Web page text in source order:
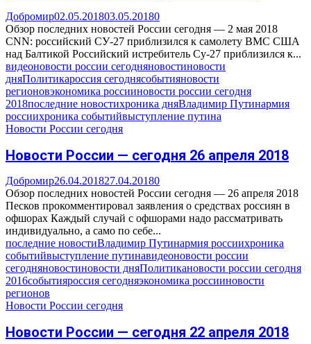
Добромир02.05.201803.05.20180
Обзор последних новостей России сегодня — 2 мая 2018
CNN: российский СУ-27 приблизился к самолету ВМС США
над Балтикой Российский истребитель Су-27 приблизился к...
видеоновости россии сегодняновостиновости
дняПолитикароссия сегоднясобытияновости
регионовэкономика россииновости россии сегодня
2018последние новостихроника дняВладимир Путинармия
россиихроника событийвыступление путина
Новости России сегодня
Новости России — сегодня 26 апреля 2018
Добромир26.04.201827.04.20180
Обзор последних новостей России сегодня — 26 апреля 2018
Песков прокомментировал заявления о средствах россиян в
офшорах Каждый случай с офшорами надо рассматривать
индивидуально, а само по себе...
последние новостиВладимир Путинармия россиихроника
событийвыступление путинавидеоновости россии
сегодняновостиновости дняПолитикановости россии сегодня
2016событияроссия сегодняэкономика россииновости
регионов
Новости России сегодня
Новости России — сегодня 22 апреля 2018